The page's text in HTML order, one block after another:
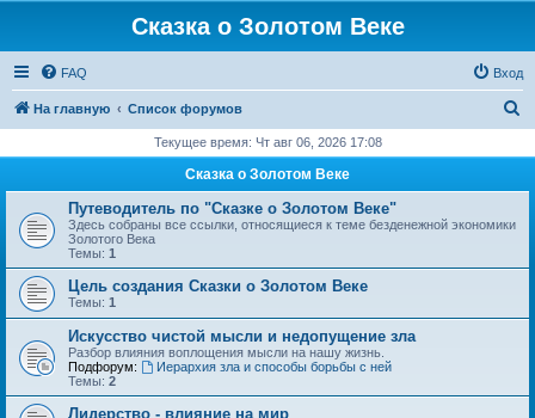
Сказка о Золотом Веке
FAQ Вход
На главную Список форумов
с
Текущее время: Чт авг 06, 2026 17:08
Сказка о Золотом Веке
Путеводитель по "Сказке о Золотом Веке"
Здесь собраны все ссылки, относящиеся к теме безденежной экономики
Золотого Века
Темы: 1
Цель создания Сказки о Золотом Веке
Темы: 1
Искусство чистой мысли и недопущение зла
Разбор влияния воплощения мысли на нашу жизнь.
Подфорум:
Иерархия зла и способы борьбы с ней
Темы: 2
Лидерство - влияние на мир